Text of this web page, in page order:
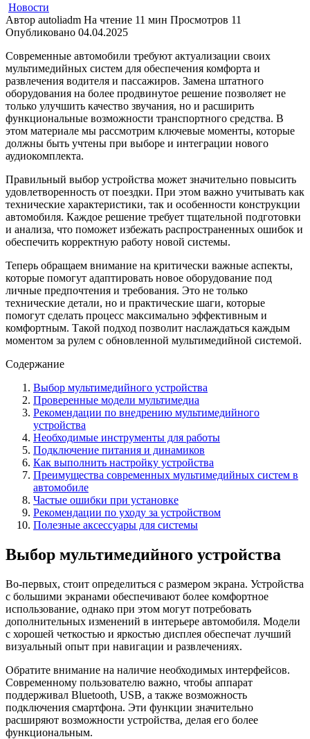
Новости
Автор autoliadm На чтение 11 мин Просмотров 11
Опубликовано 04.04.2025
Современные автомобили требуют актуализации своих
мультимедийных систем для обеспечения комфорта и
развлечения водителя и пассажиров. Замена штатного
оборудования на более продвинутое решение позволяет не
только улучшить качество звучания, но и расширить
функциональные возможности транспортного средства. В
этом материале мы рассмотрим ключевые моменты, которые
должны быть учтены при выборе и интеграции нового
аудиокомплекта.
Правильный выбор устройства может значительно повысить
удовлетворенность от поездки. При этом важно учитывать как
технические характеристики, так и особенности конструкции
автомобиля. Каждое решение требует тщательной подготовки
и анализа, что поможет избежать распространенных ошибок и
обеспечить корректную работу новой системы.
Теперь обращаем внимание на критически важные аспекты,
которые помогут адаптировать новое оборудование под
личные предпочтения и требования. Это не только
технические детали, но и практические шаги, которые
помогут сделать процесс максимально эффективным и
комфортным. Такой подход позволит наслаждаться каждым
моментом за рулем с обновленной мультимедийной системой.
Содержание
Выбор мультимедийного устройства
Проверенные модели мультимедиа
Рекомендации по внедрению мультимедийного
устройства
Необходимые инструменты для работы
Подключение питания и динамиков
Как выполнить настройку устройства
Преимущества современных мультимедийных систем в
автомобиле
Частые ошибки при установке
Рекомендации по уходу за устройством
Полезные аксессуары для системы
Выбор мультимедийного устройства
Во-первых, стоит определиться с размером экрана. Устройства
с большими экранами обеспечивают более комфортное
использование, однако при этом могут потребовать
дополнительных изменений в интерьере автомобиля. Модели
с хорошей четкостью и яркостью дисплея обеспечат лучший
визуальный опыт при навигации и развлечениях.
Обратите внимание на наличие необходимых интерфейсов.
Современному пользователю важно, чтобы аппарат
поддерживал Bluetooth, USB, а также возможность
подключения смартфона. Эти функции значительно
расширяют возможности устройства, делая его более
функциональным.